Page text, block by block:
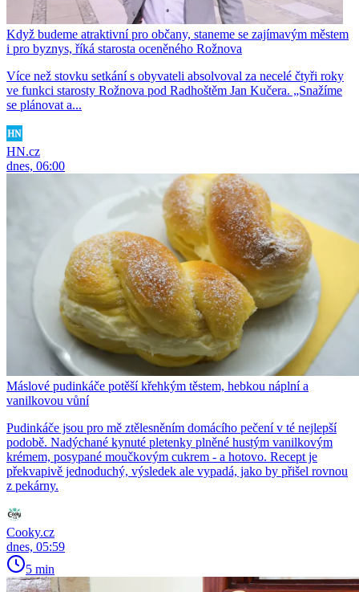
Když budeme atraktivní pro občany, staneme se zajímavým městem
i pro byznys, říká starosta oceněného Rožnova
Více než stovku setkání s obyvateli absolvoval za necelé čtyři roky
ve funkci starosty Rožnova pod Radhoštěm Jan Kučera. „Snažíme
se plánovat a...
HN.cz
dnes, 06:00
Máslové pudinkáče potěší křehkým těstem, hebkou náplní a
vanilkovou vůní
Pudinkáče jsou pro mě ztělesněním domácího pečení v té nejlepší
podobě. Nadýchané kynuté pletenky plněné hustým vanilkovým
krémem, posypané moučkovým cukrem - a hotovo. Recept je
překvapivě jednoduchý, výsledek ale vypadá, jako by přišel rovnou
z pekárny.
Cooky.cz
dnes, 05:59
5 min